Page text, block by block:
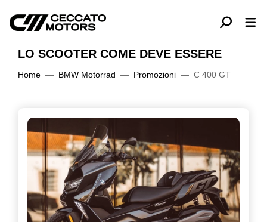
LO SCOOTER COME DEVE ESSERE
Home BMW Motorrad Promozioni C 400 GT